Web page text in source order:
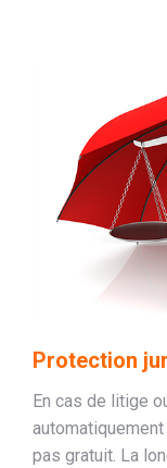
Protection
En cas de litige
automatiquement
pas gratuit. La